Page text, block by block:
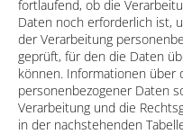
fortlaufend, ob die
Daten noch erforderlich ist,
der Verarbeitung
geprüft, für den die Daten
können. Informationen über
personenbezogener Daten
Verarbeitung und die
in der nachstehenden